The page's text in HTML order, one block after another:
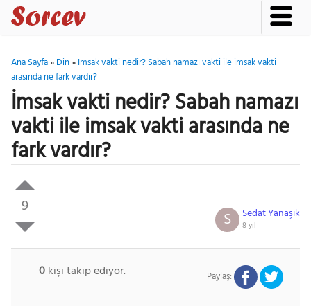
Ana Sayfa»Din»İmsak vakti nedir? Sabah namazı vakti ile imsak vakti
arasında ne fark vardır?
İmsak vakti nedir? Sabah namazı
vakti ile imsak vakti arasında ne
fark vardır?
9 Sedat Yanaşık
8 yıl
S
0kişi takip ediyor. Paylaş: